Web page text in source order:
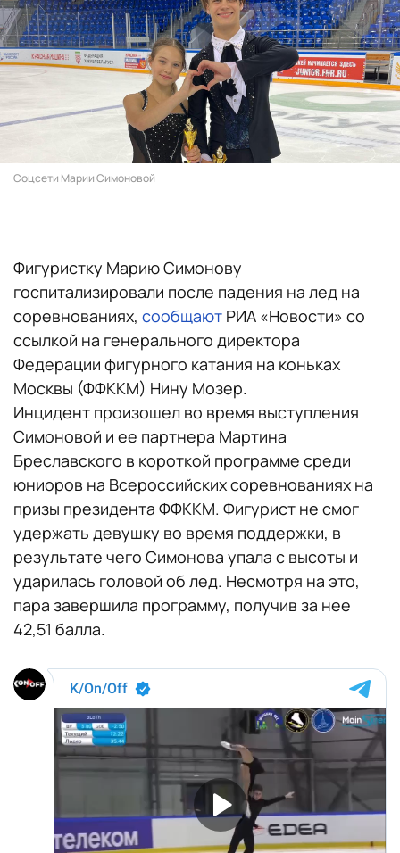
Соцсети Марии Симоновой
Фигуристку Марию Симонову
госпитализировали после падения на лед на
соревнованиях, сообщают РИА «Новости» со
ссылкой на генерального директора
Федерации фигурного катания на коньках
Москвы (ФФККМ) Нину Мозер.
Инцидент произошел во время выступления
Симоновой и ее партнера Мартина
Бреславского в короткой программе среди
юниоров на Всероссийских соревнованиях на
призы президента ФФККМ. Фигурист не смог
удержать девушку во время поддержки, в
результате чего Симонова упала с высоты и
ударилась головой об лед. Несмотря на это,
пара завершила программу, получив за нее
42,51 балла.